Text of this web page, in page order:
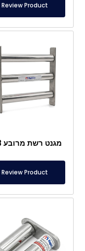
Review Product
Review Product